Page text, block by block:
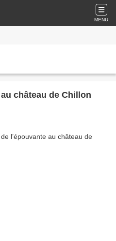
MENU
château de Chillon